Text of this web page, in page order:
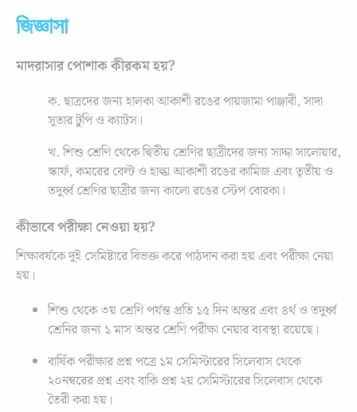
জিজ্ঞাসা
মাদরাসার পোশাক কীরকম হয়?
ক. ছাত্রদের জন্য হালকা আকাশী রঙের পায়জামা পাঞ্জাবী, সাদা
সূতার টুপি ও ক্যাটস।
খ. শিশু শ্রেণি থেকে দ্বিতীয় শ্রেণির ছাত্রীদের জন্য সাদ্দা সালোয়ার,
স্কার্ফ, কমরের বেল্ট ও হাল্কা আকাশী রঙের কামিজ এবং তৃতীয় ও
তদুর্ধ্ব শ্রেণির ছাত্রীর জন্য কালো রঙের স্টেপ বোরকা।
কীভাবে পরীক্ষা নেওয়া হয়?
শিক্ষাবর্ষকে দুই সেমিষ্টারে বিভক্ত করে পাঠদান করা হয় এবং পরীক্ষা নেয়া
হয়।
শিশু থেকে ৩য় শ্রেণি পর্যন্ত প্রতি ১৫ দিন অন্তর এবং ৪র্থ ও তদুর্ধ্ব
শ্রেনির জন্য ১ মাস অন্তর শ্রেণি পরীক্ষা নেয়ার ব্যবস্থা রয়েছে।
বার্ষিক পরীক্ষার প্রশ্ন পত্রে ১ম সেমিস্টারের সিলেবাস থেকে
২০নম্বরের প্রশ্ন এবং বাকি প্রশ্ন ২য় সেমিস্টারের সিলেবাস থেকে
তৈরী করা হয়।